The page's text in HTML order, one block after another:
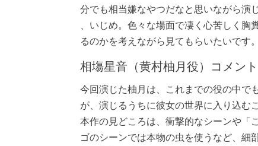
分でも相当嫌なやつだなと思いながら演
、いじめ。色々な場面で凄く心苦しく胸
るのかを考えながら見てもらいたいです。
相塲星音（黄村柚月役）コメント
今回演じた柚月は、これまでの役の中で
が、演じるうちに彼女の世界に入り込む
本作の見どころは、衝撃的なシーンや「
ゴのシーンでは本物の虫を使うなど、細